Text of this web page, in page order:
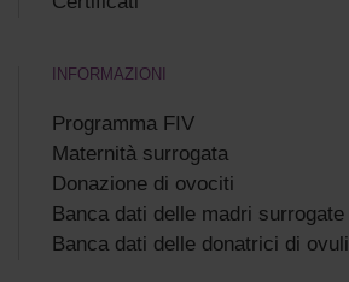
INFORMAZIONI
Programma FIV
Maternità surrogata
Donazione di ovociti
Banca dati delle madri surrogate
Banca dati delle donatrici di ovuli